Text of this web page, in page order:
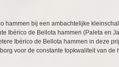
hammen bij een ambachtelijke
Ibérico de Bellota hammen (Paleta en
Ibérico de Bellota hammen in deze
voor de constante topkwaliteit van de